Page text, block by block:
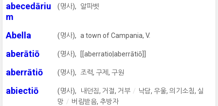
abecedāriu
m
(명사), 알파벳
Abella (명사), a town of Campania, V.
aberātiō (명사), [[aberratio|aberrātiō]]
aberrātiō (명사), 조력, 구제, 구원
abiectiō (명사), 내던짐, 거절, 거부
낙담, 우울, 의기소침, 실
망
버림받음, 추방자